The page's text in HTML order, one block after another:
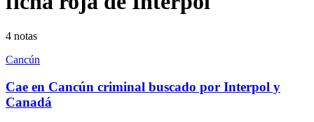
4 notas
Cancún
Cae en Cancún criminal buscado por Interpol y
Canadá